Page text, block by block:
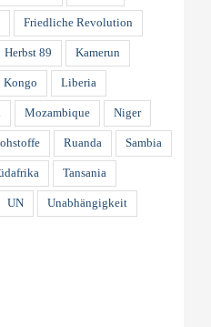
Friedliche Revolution
Herbst 89 Kamerun
Kongo Liberia
Mozambique Niger
Ruanda Sambia
Tansania
UN Unabhängigkeit